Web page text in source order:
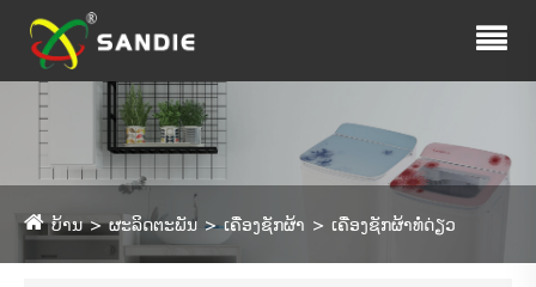
ບ້ານ ຜະລິດຕະພັນ ເຄື່ອງຊັກຜ້າ ເຄື່ອງຊັກຜ້າທໍ່ດ່ຽວ